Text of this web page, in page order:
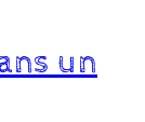
un